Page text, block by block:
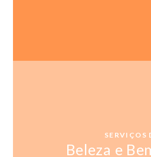
SERVIÇOS
Beleza e